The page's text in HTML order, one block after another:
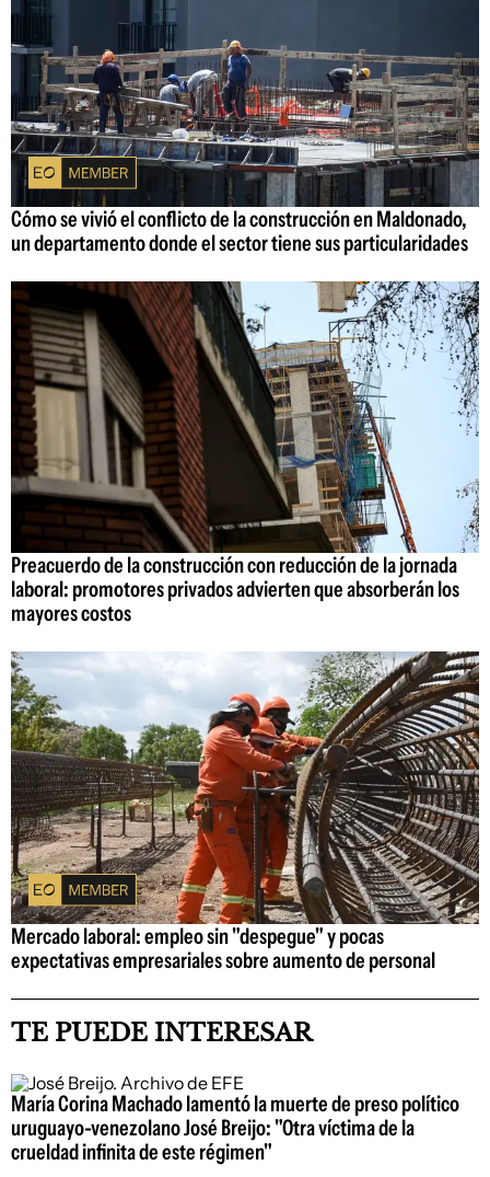
Cómo se vivió el conflicto de la construcción en Maldonado,
un departamento donde el sector tiene sus particularidades
Preacuerdo de la construcción con reducción de la jornada
laboral: promotores privados advierten que absorberán los
mayores costos
Mercado laboral: empleo sin "despegue" y pocas
expectativas empresariales sobre aumento de personal
TE PUEDE INTERESAR
María Corina Machado lamentó la muerte de preso político
uruguayo-venezolano José Breijo: "Otra víctima de la
crueldad infinita de este régimen"